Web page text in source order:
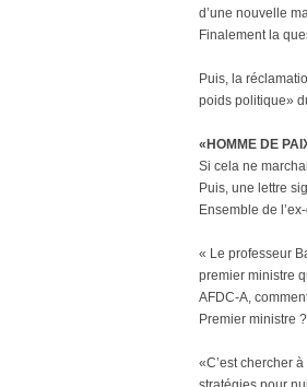
d’une nouvelle
Finalement la
Puis, la
poids politique»
«HOMME DE
Si cela ne
Puis, une lettre
Ensemble de
« Le professeur
premier ministre
AFDC-A,
Premier ministre
«C’est chercher